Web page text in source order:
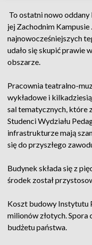
To ostatni nowo
jej Zachodnim
najnowocześniejszych
udało się skupić prawie
obszarze.
Pracownia teatralno-
wykładowe i
sal tematycznych, które
Studenci Wydziału
infrastrukturze mają
się do przyszłego
Budynek składa się z
środek został
Koszt budowy Instytutu
milionów złotych. Spora
budżetu państwa.